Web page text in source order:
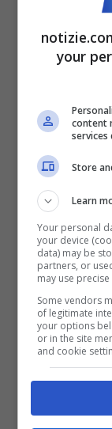
partendo
regolato in
nei vari
fasce di
delineando
Covid per
your
content
services
Store
Learn
Your personal
your device
data) may be
partners, or
may use
Some vendors
of legitimate
your options
or in the site
and cookie